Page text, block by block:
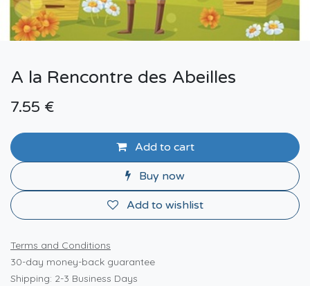
A la Rencontre des Abeilles
7.55 €
Add to cart
Buy now
Add to wishlist
Terms and Conditions
30-day money-back guarantee
Shipping: 2-3 Business Days